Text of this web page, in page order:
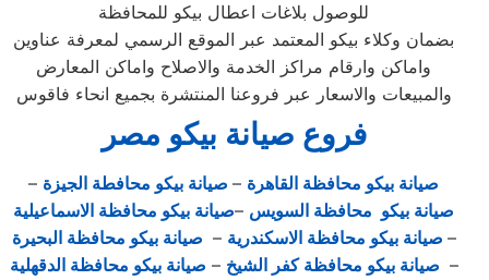
للوصول بلاغات اعطال بيكو للمحافظة
بضمان وكلاء بيكو المعتمد عبر الموقع الرسمي لمعرفة عناوين
واماكن وارقام مراكز الخدمة والاصلاح واماكن المعارض
والمبيعات والاسعار عبر فروعنا المنتشرة بجميع انحاء فاقوس
فروع صيانة بيكو مصر
صيانة بيكو محافظة القاهرة – صيانة بيكو محافطة الجيزة –
صيانة بيكو محافظة السويس –صيانة بيكو محافظة الاسماعيلية
– صيانة بيكو محافظة الاسكندرية – صيانة بيكو محافظة البحيرة
– صيانة بيكو محافظة كفر الشيخ – صيانة بيكو محافظة الدقهلية